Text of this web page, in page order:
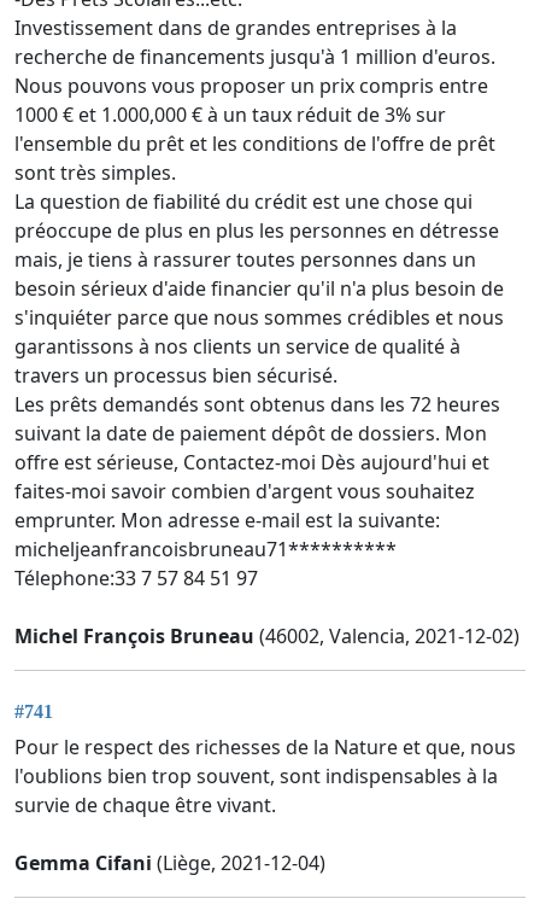
Investissement dans de grandes entreprises à la
recherche de financements jusqu'à 1 million d'euros.
Nous pouvons vous proposer un prix compris entre
1000 € et 1.000,000 € à un taux réduit de 3% sur
l'ensemble du prêt et les conditions de l'offre de prêt
sont très simples.
La question de fiabilité du crédit est une chose qui
préoccupe de plus en plus les personnes en détresse
mais, je tiens à rassurer toutes personnes dans un
besoin sérieux d'aide financier qu'il n'a plus besoin de
s'inquiéter parce que nous sommes crédibles et nous
garantissons à nos clients un service de qualité à
travers un processus bien sécurisé.
Les prêts demandés sont obtenus dans les 72 heures
suivant la date de paiement dépôt de dossiers. Mon
offre est sérieuse, Contactez-moi Dès aujourd'hui et
faites-moi savoir combien d'argent vous souhaitez
emprunter. Mon adresse e-mail est la suivante:
micheljeanfrancoisbruneau71**********
Télephone:33 7 57 84 51 97
Michel François Bruneau (46002, Valencia, 2021-12-02)
#741
Pour le respect des richesses de la Nature et que, nous
l'oublions bien trop souvent, sont indispensables à la
survie de chaque être vivant.
Gemma Cifani (Liège, 2021-12-04)